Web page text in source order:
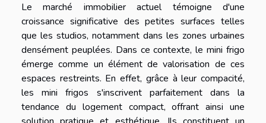
Le marché immobilier actuel témoigne d'une
croissance significative des petites surfaces telles
que les studios, notamment dans les zones urbaines
densément peuplées. Dans ce contexte, le mini frigo
émerge comme un élément de valorisation de ces
espaces restreints. En effet, grâce à leur compacité,
les mini frigos s'inscrivent parfaitement dans la
tendance du logement compact, offrant ainsi une